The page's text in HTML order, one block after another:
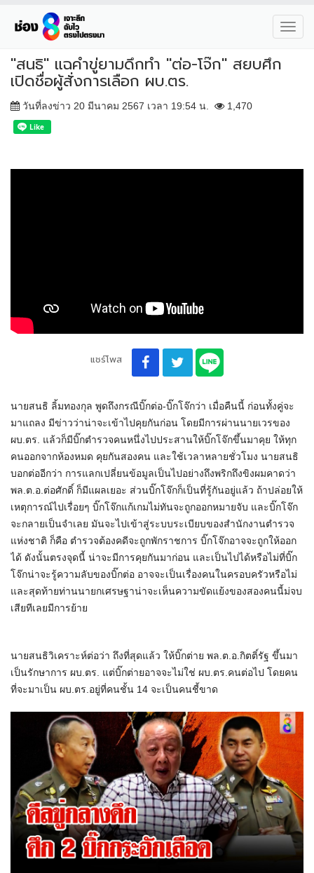
"สนธิ" แฉคำขู่ยามดึกทำ "ต่อ-โจ๊ก" สยบศึก
เปิดชื่อผู้สั่งการเลือก ผบ.ตร.
วันที่ลงข่าว 20 มีนาคม 2567 เวลา 19:54 น. 1,470
แชร์โพส
นายสนธิ ลิ้มทองกุล พูดถึงกรณีบิ๊กต่อ-บิ๊กโจ๊กว่า เมื่อคืนนี้ ก่อนทั้งคู่จะ
มาแถลง มีข่าวว่าน่าจะเข้าไปคุยกันก่อน โดยมีการผ่านนายเวรของ
ผบ.ตร. แล้วก็มีบิ๊กตำรวจคนหนึ่งไปประสานให้บิ๊กโจ๊กขึ้นมาคุย ให้ทุก
คนออกจากห้องหมด คุยกันสองคน และใช้เวลาหลายชั่วโมง นายสนธิ
บอกต่ออีกว่า การแลกเปลี่ยนข้อมูลเป็นไปอย่างถึงพริกถึงขิงผมคาดว่า
พล.ต.อ.ต่อศักดิ์ ก็มีแผลเยอะ ส่วนบิ๊กโจ๊กก็เป็นที่รู้กันอยู่แล้ว ถ้าปล่อยให้
เหตุการณ์ไปเรื่อยๆ บิ๊กโจ๊กแก้เกมไม่ทันจะถูกออกหมายจับ และบิ๊กโจ๊ก
จะกลายเป็นจำเลย มันจะไปเข้าสู่ระบบระเบียบของสำนักงานตำรวจ
แห่งชาติ ก็คือ ตำรวจต้องคดีจะถูกพักราชการ บิ๊กโจ๊กอาจจะถูกให้ออก
ได้ ดังนั้นตรงจุดนี้ น่าจะมีการคุยกันมาก่อน และเป็นไปได้หรือไม่ที่บิ๊ก
โจ๊กน่าจะรู้ความลับของบิ๊กต่อ อาจจะเป็นเรื่องคนในครอบครัวหรือไม่
และสุดท้ายท่านนายกเศรษฐาน่าจะเห็นความขัดแย้งของสองคนนี้ม่จบ
เสียทีเลยมีการย้าย
นายสนธิวิเคราะห์ต่อว่า ถึงที่สุดแล้ว ให้บิ๊กต่าย พล.ต.อ.กิตติ์รัฐ ขึ้นมา
เป็นรักษาการ ผบ.ตร. แต่บิ๊กต่ายอาจจะไม่ใช่ ผบ.ตร.คนต่อไป โดยคน
ที่จะมาเป็น ผบ.ตร.อยู่ที่คนชั้น 14 จะเป็นคนชี้ขาด